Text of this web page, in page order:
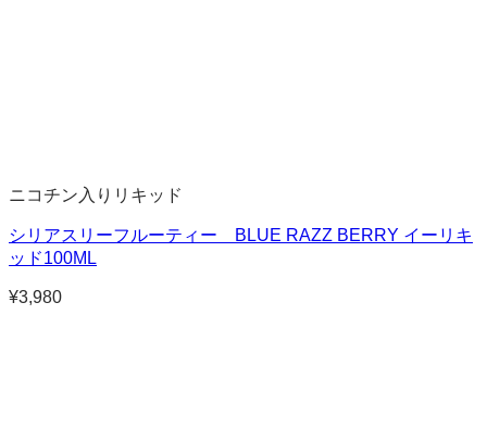
ニコチン入りリキッド
シリアスリーフルーティー BLUE RAZZ BERRY イーリキ
ッド100ML
¥3,980